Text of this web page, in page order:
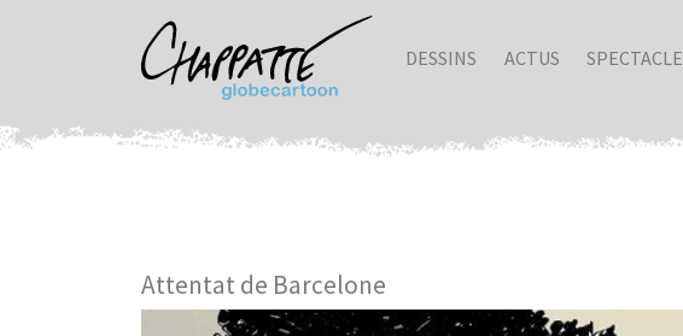
DESSINS ACTUS SPECTACLE
Attentat de Barcelone